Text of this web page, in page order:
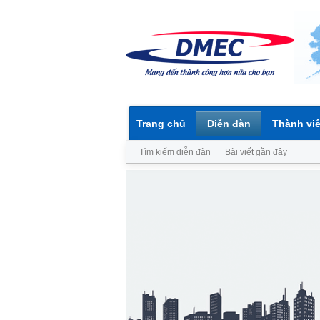
Trang chủ Diễn đàn
Tìm kiếm diễn đàn Bài viết gần đây
Thành